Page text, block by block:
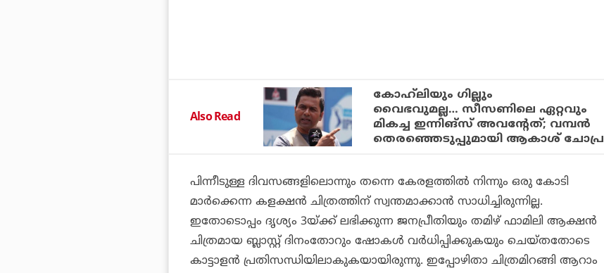
Also Read
കോഹ്‌ലിയും ഗില്ലും
വൈഭവുമല്ല… സീസണിലെ ഏറ്റവും
മികച്ച ഇന്നിങ്‌സ് അവന്റേത്; വമ്പന്‍
തെരഞ്ഞെടുപ്പുമായി ആകാശ് ചോപ്ര
പിന്നീടുള്ള ദിവസങ്ങളിലൊന്നും തന്നെ കേരളത്തില്‍ നിന്നും ഒരു കോടി
മാര്‍ക്കെന്ന കളക്ഷന്‍ ചിത്രത്തിന് സ്വന്തമാക്കാന്‍ സാധിച്ചിരുന്നില്ല.
ഇതോടൊപ്പം ദൃശ്യം 3യ്ക്ക് ലഭിക്കുന്ന ജനപ്രീതിയും തമിഴ് ഫാമിലി ആക്ഷന്‍
ചിത്രമായ ബ്ലാസ്റ്റ് ദിനംതോറും ഷോകള്‍ വര്‍ധിപ്പിക്കുകയും ചെയ്തതോടെ
കാട്ടാളന്‍ പ്രതിസന്ധിയിലാകുകയായിരുന്നു. ഇപ്പോഴിതാ ചിത്രമിറങ്ങി ആറാം